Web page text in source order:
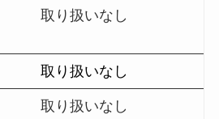
取り扱いなし
取り扱いなし
取り扱いなし